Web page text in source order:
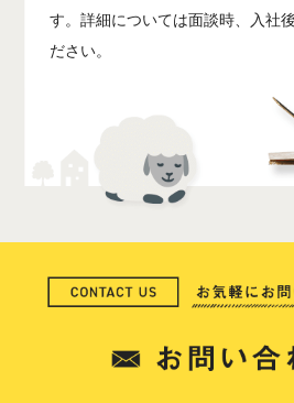
す。詳細については面談時、入社
ださい。